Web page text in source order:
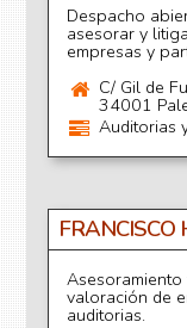
Despacho
asesorar y
empresas y
C/ Gil de
34001
Auditorias
FRANCISCO
valoración de
auditorias.